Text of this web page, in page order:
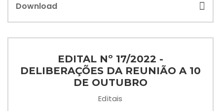
Download
EDITAL Nº 17/2022 -
DELIBERAÇÕES DA REUNIÃO A 10
DE OUTUBRO
Editais